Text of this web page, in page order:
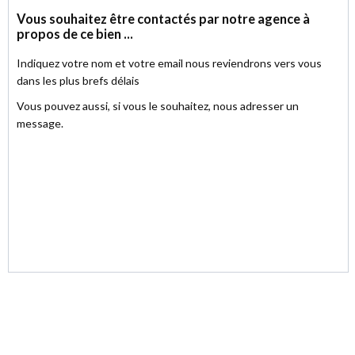
Résidence Capucine !
Les propriétaires se réservent souverainement le droit
d'apprécier la hauteur et la qualité des offres.
Annonce et Informations, photos communiquées à tire indicatif
et non contractuelles, non opposables et sans reconnaissance
préjudiciable.
Vous souhaitez être contactés par notre agence à
propos de ce bien ...
Indiquez votre nom et votre email nous reviendrons vers vous
dans les plus brefs délais
Vous pouvez aussi, si vous le souhaitez, nous adresser un
message.